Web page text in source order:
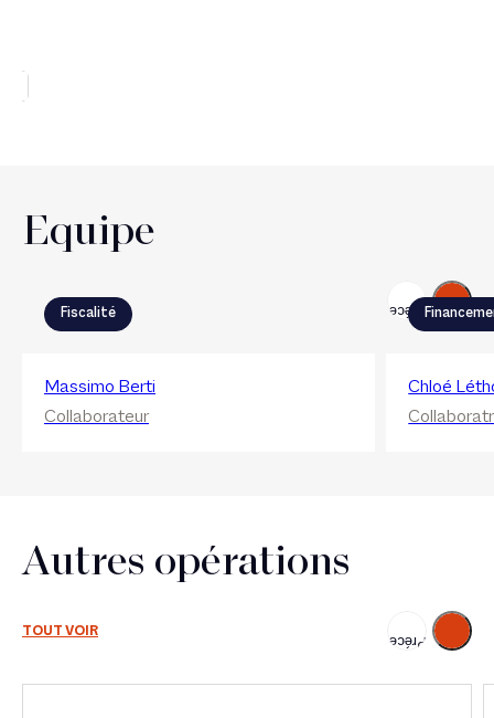
Equipe
Précédent
Suivant
Fiscalité
Massimo Berti
Collaborateur
Chloé
Autres opérations
TOUT VOIR
Précédent
Suivant